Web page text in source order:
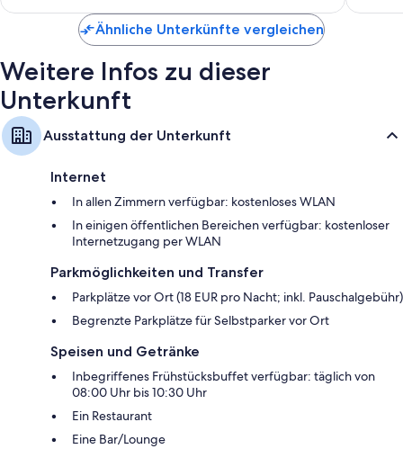
Fernseher mit Kabelempfang
Separate Sitzecken, Heizung und tägliche Zimmerreinigung
Ähnliche Unterkünfte vergleichen
Weitere Infos zu dieser
Unterkunft
Ausstattung der Unterkunft
Internet
In allen Zimmern verfügbar: kostenloses WLAN
In einigen öffentlichen Bereichen verfügbar: kostenloser
Internetzugang per WLAN
Parkmöglichkeiten und Transfer
Parkplätze vor Ort (18 EUR pro Nacht; inkl. Pauschalgebühr)
Begrenzte Parkplätze für Selbstparker vor Ort
Speisen und Getränke
Inbegriffenes Frühstücksbuffet verfügbar: täglich von
08:00 Uhr bis 10:30 Uhr
Ein Restaurant
Eine Bar/Lounge